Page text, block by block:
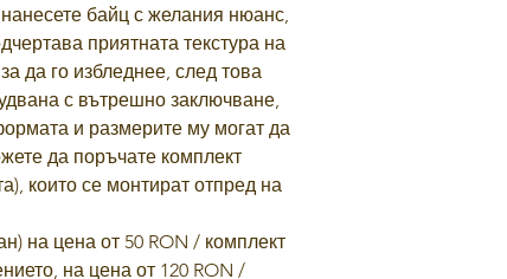
байц с желания нюанс,
приятната текстура на
да го избледнее, след това
с вътрешно заключване,
и размерите му могат да
да поръчате комплект
които се монтират отпред на
на цена от 50 RON / комплект
на цена от 120 RON /